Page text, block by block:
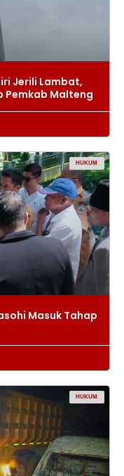
Jerili Lambat,
Pemkab Malteng
HUKUM
Masuk Tahap
HUKUM